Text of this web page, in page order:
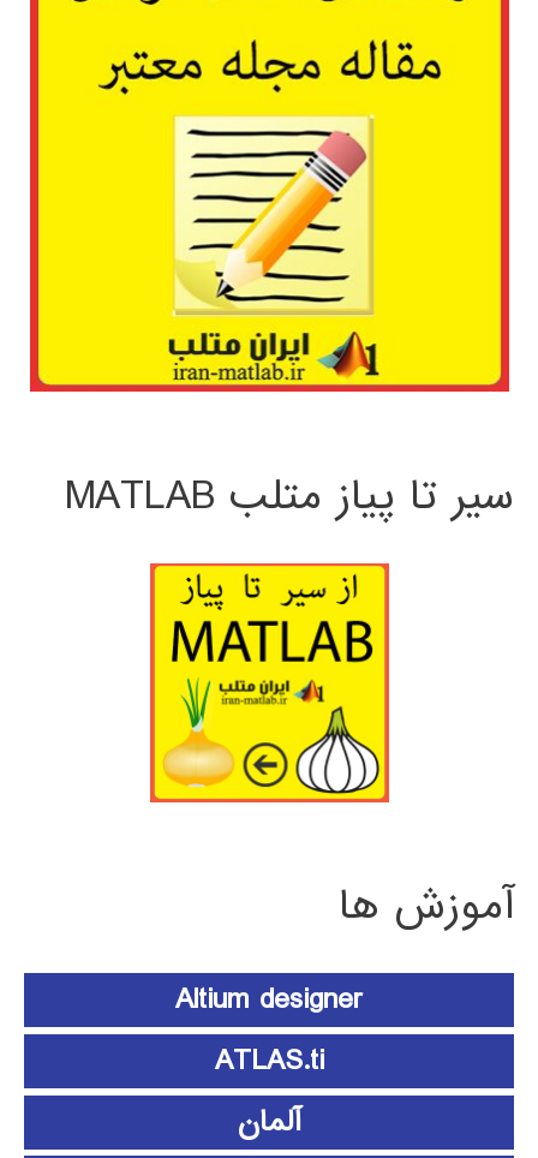
سیر تا پیاز متلب MATLAB
آموزش ها
Altium designer
ATLAS.ti
آلمان